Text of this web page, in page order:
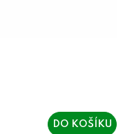
DO KOŠÍKU